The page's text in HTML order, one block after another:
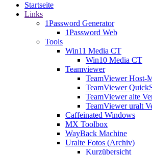
Startseite
Links
1Password Generator
1Password Web
Tools
Win11 Media CT
Win10 Media CT
Teamviewer
TeamViewer Host-
TeamViewer
TeamViewer alte
TeamViewer uralt
Caffeinated Windows
MX Toolbox
WayBack Machine
Uralte Fotos (Archiv)
Kurzübersicht